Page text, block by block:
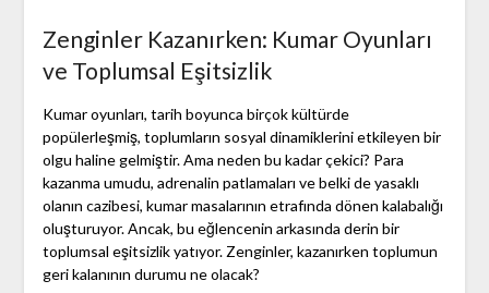
Zenginler Kazanırken: Kumar Oyunları
ve Toplumsal Eşitsizlik
Kumar oyunları, tarih boyunca birçok kültürde
popülerleşmiş, toplumların sosyal dinamiklerini etkileyen bir
olgu haline gelmiştir. Ama neden bu kadar çekici? Para
kazanma umudu, adrenalin patlamaları ve belki de yasaklı
olanın cazibesi, kumar masalarının etrafında dönen kalabalığı
oluşturuyor. Ancak, bu eğlencenin arkasında derin bir
toplumsal eşitsizlik yatıyor. Zenginler, kazanırken toplumun
geri kalanının durumu ne olacak?